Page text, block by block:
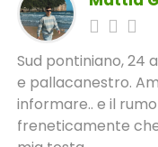
Sud pontiniano, 24
e pallacanestro.
informare.. e il
freneticamente